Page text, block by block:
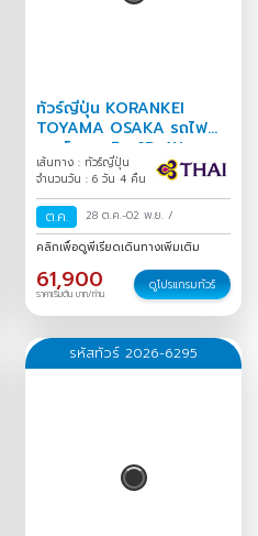
ทัวร์ญี่ปุ่น KORANKEI
TOYAMA OSAKA รถไฟ
สายโรแมนติก 6D 4N
เส้นทาง : ทัวร์ญี่ปุ่น
จำนวนวัน : 6 วัน 4 คืน
ต.ค. 28 ต.ค.-02 พ.ย. /
คลิกเพื่อดูพีเรียดเดินทางเพิ่มเติม
61,900
ราคาเริ่มต้น บาท/ท่าน
ดูโปรแกรมทัวร์
รหัสทัวร์ 2026-6295